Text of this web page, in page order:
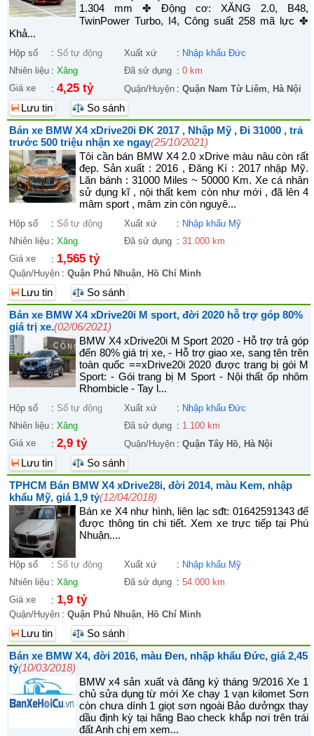
1.304 mm ✤ Động cơ: XĂNG 2.0, B48,
TwinPower Turbo, I4, Công suất 258 mã lực ✤
Khả...
Hộp số : Số tự động Xuất xứ : Nhập khẩu Đức
Nhiên liệu : Xăng Đã sử dụng : 0 km
Giá xe
: 4,25 tỷ Quận/Huyện : Quận Nam Từ Liêm, Hà Nội
Lưu tin
So sánh
Bán xe BMW X4 xDrive20i ĐK 2017 , Nhập Mỹ , Đi 31000 , trả
trước 500 triệu nhận xe ngay(25/10/2021)
Tôi cần bán BMW X4 2.0 xDrive màu nâu còn rất
đẹp. Sản xuất : 2016 , Đăng Kí : 2017 nhập Mỹ.
Lăn bánh : 31000 Miles ~ 50000 Km. Xe cá nhân
sử dụng kĩ , nội thất kem còn như mới , đã lên 4
mâm sport , mâm zin còn nguyê...
Hộp số : Số tự động Xuất xứ : Nhập khẩu Mỹ
Nhiên liệu : Xăng Đã sử dụng : 31.000 km
Giá xe
: 1,565 tỷ
Quận/Huyện : Quận Phú Nhuận, Hồ Chí Minh
Lưu tin
So sánh
Bán xe BMW X4 xDrive20i M sport, đời 2020 hỗ trợ góp 80%
giá trị xe.(02/06/2021)
BMW X4 xDrive20i M Sport 2020 - Hỗ trợ trả góp
đến 80% giá trị xe, - Hỗ trợ giao xe, sang tên trên
toàn quốc ==xDrive20i 2020 được trang bị gói M
Sport: - Gói trang bị M Sport - Nội thất ốp nhôm
Rhombicle - Tay l...
Hộp số : Số tự động Xuất xứ : Nhập khẩu Đức
Nhiên liệu : Xăng Đã sử dụng : 1.100 km
Giá xe
: 2,9 tỷ Quận/Huyện : Quận Tây Hồ, Hà Nội
Lưu tin
So sánh
TPHCM Bán BMW X4 xDrive28i, đời 2014, màu Kem, nhập
khẩu Mỹ, giá 1,9 tỷ(12/04/2018)
Bán xe X4 như hình, liên lạc sđt: 01642591343 để
được thông tin chi tiết. Xem xe trực tiếp tại Phú
Nhuận....
Hộp số : Số tự động Xuất xứ : Nhập khẩu Mỹ
Nhiên liệu : Xăng Đã sử dụng : 54.000 km
Giá xe
: 1,9 tỷ
Quận/Huyện : Quận Phú Nhuận, Hồ Chí Minh
Lưu tin
So sánh
Bán xe BMW X4, đời 2016, màu Đen, nhập khẩu Đức, giá 2,45
tỷ(10/03/2018)
BMW x4 sản xuất và đăng ký tháng 9/2016 Xe 1
chủ sửa dụng từ mới Xe chạy 1 vạn kilomet Sơn
còn chưa dính 1 giọt sơn ngoài Bảo dưởngx thay
dầu định kỳ tại hãng Bao check khắp nơi trên trái
đất Anh chị em xem...